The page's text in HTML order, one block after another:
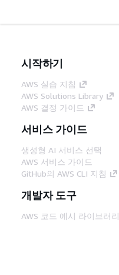
시작하기
AWS 실습 지침
AWS Solutions Library
AWS 결정 가이드
서비스 가이드
생성형 AI 서비스 선택
AWS 서비스 가이드
GitHub의 AWS CLI 지침
개발자 도구
AWS 코드 예시 라이브러리